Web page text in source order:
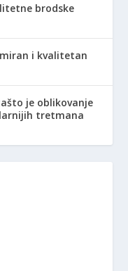
brodske
i kvalitetan
je oblikovanje
tretmana